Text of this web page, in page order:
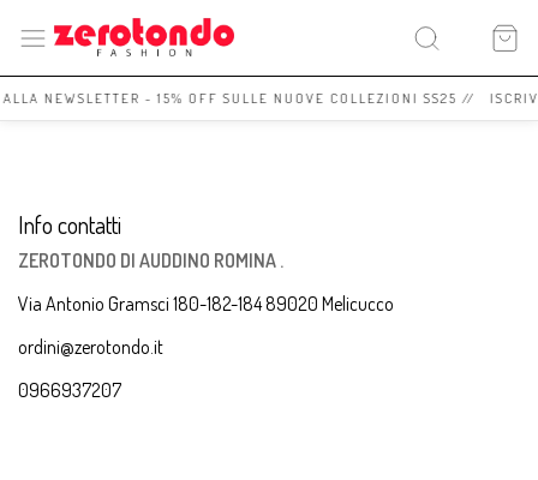
NEWSLETTER - 15% OFF SULLE NUOVE COLLEZIONI SS25 //
Info contatti
ZEROTONDO DI AUDDINO ROMINA .
Via Antonio Gramsci 180-182-184 89020 Melicucco
ordini@zerotondo.it
0966937207